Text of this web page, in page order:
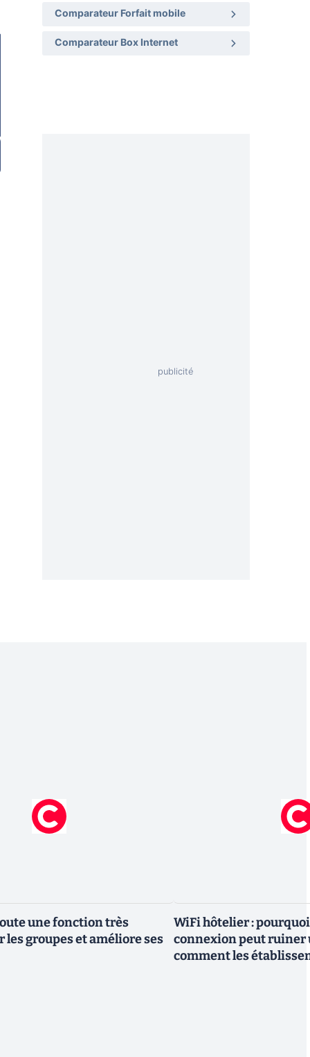
Comparateur Forfait mobile
Comparateur Box Internet
une fonction très
les groupes et améliore ses
WiFi hôtelier :
connexion peut ruiner
comment les